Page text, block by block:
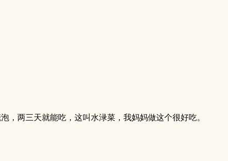
，两三天就能吃，这叫水渌菜，我妈妈做这个很好吃。